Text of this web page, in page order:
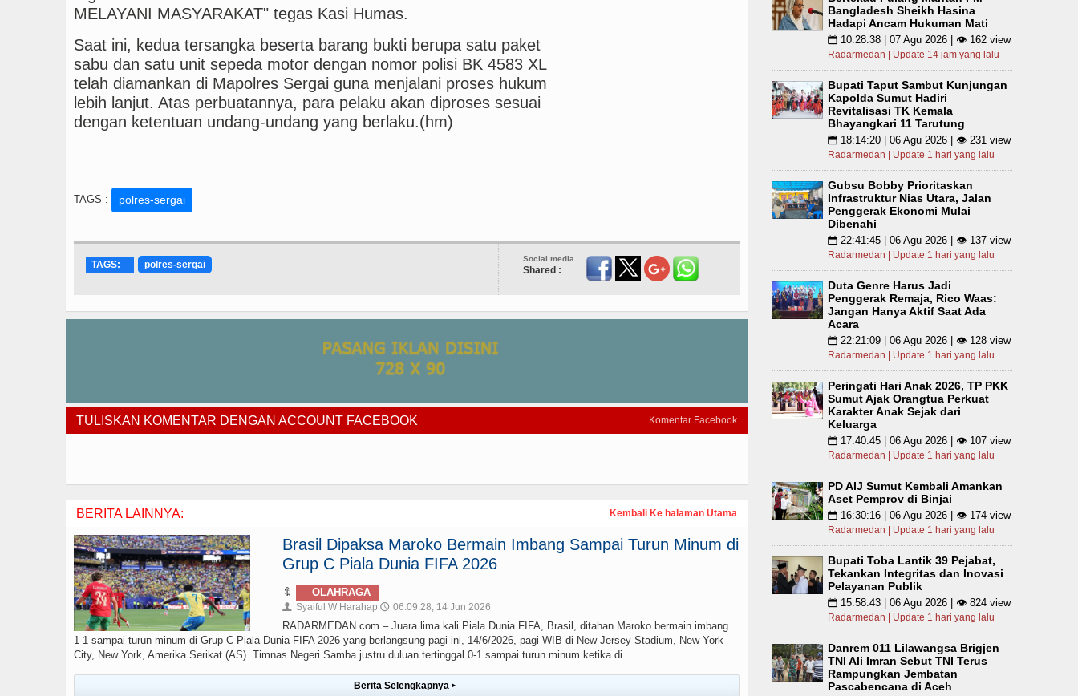
MELAYANI MASYARAKAT" tegas Kasi Humas.
Saat ini, kedua tersangka beserta barang bukti berupa satu paket
sabu dan satu unit sepeda motor dengan nomor polisi BK 4583 XL
telah diamankan di Mapolres Sergai guna menjalani proses hukum
lebih lanjut. Atas perbuatannya, para pelaku akan diproses sesuai
dengan ketentuan undang-undang yang berlaku.(hm)
TAGS : polres-sergai
Social media
Shared :
TAGS: polres-sergai
Komentar Facebook
TULISKAN KOMENTAR DENGAN ACCOUNT FACEBOOK
Kembali Ke halaman Utama
BERITA LAINNYA:
Brasil Dipaksa Maroko Bermain Imbang Sampai Turun Minum di
Grup C Piala Dunia FIFA 2026
🔖 OLAHRAGA
👤 Syaiful W Harahap 🕔 06:09:28, 14 Jun 2026
RADARMEDAN.com – Juara lima kali Piala Dunia FIFA, Brasil, ditahan Maroko bermain imbang
1-1 sampai turun minum di Grup C Piala Dunia FIFA 2026 yang berlangsung pagi ini, 14/6/2026, pagi WIB di New Jersey Stadium, New York
City, New York, Amerika Serikat (AS). Timnas Negeri Samba justru duluan tertinggal 0-1 sampai turun minum ketika di . . .
Berita Selengkapnya ▸
Bangladesh Sheikh Hasina
Hadapi Ancam Hukuman Mati
📅 10:28:38 | 07 Agu 2026 | 👁 162 view
Radarmedan | Update 14 jam yang lalu
Bupati Taput Sambut Kunjungan
Kapolda Sumut Hadiri
Revitalisasi TK Kemala
Bhayangkari 11 Tarutung
📅 18:14:20 | 06 Agu 2026 | 👁 231 view
Radarmedan | Update 1 hari yang lalu
Gubsu Bobby Prioritaskan
Infrastruktur Nias Utara, Jalan
Penggerak Ekonomi Mulai
Dibenahi
📅 22:41:45 | 06 Agu 2026 | 👁 137 view
Radarmedan | Update 1 hari yang lalu
Duta Genre Harus Jadi
Penggerak Remaja, Rico Waas:
Jangan Hanya Aktif Saat Ada
Acara
📅 22:21:09 | 06 Agu 2026 | 👁 128 view
Radarmedan | Update 1 hari yang lalu
Peringati Hari Anak 2026, TP PKK
Sumut Ajak Orangtua Perkuat
Karakter Anak Sejak dari
Keluarga
📅 17:40:45 | 06 Agu 2026 | 👁 107 view
Radarmedan | Update 1 hari yang lalu
PD AIJ Sumut Kembali Amankan
Aset Pemprov di Binjai
📅 16:30:16 | 06 Agu 2026 | 👁 174 view
Radarmedan | Update 1 hari yang lalu
Bupati Toba Lantik 39 Pejabat,
Tekankan Integritas dan Inovasi
Pelayanan Publik
📅 15:58:43 | 06 Agu 2026 | 👁 824 view
Radarmedan | Update 1 hari yang lalu
Danrem 011 Lilawangsa Brigjen
TNI Ali Imran Sebut TNI Terus
Rampungkan Jembatan
Pascabencana di Aceh